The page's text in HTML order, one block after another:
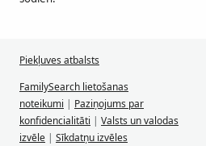
Piekļuves atbalsts
FamilySearch lietošanas
noteikumi | Paziņojums par
konfidencialitāti | Valsts un valodas
izvēle | Sīkdatņu izvēles